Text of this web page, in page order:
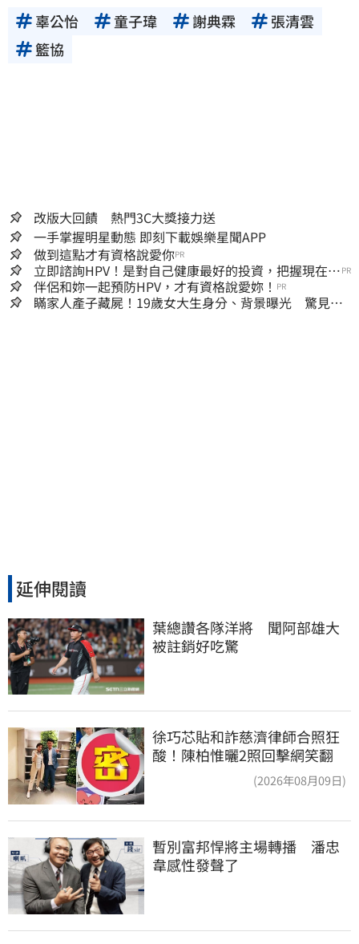
辜公怡 童子瑋 謝典霖
張清雲
籃協
改版大回饋 熱門3C大獎接力送
一手掌握明星動態 即刻下載娛樂星聞APP
做到這點才有資格說愛你PR
立即諮詢HPV！是對自己健康最好的投資，把握現在不
嫌晚！
PR
伴侶和妳一起預防HPV，才有資格說愛妳！ PR
瞞家人產子藏屍！19歲女大生身分、背景曝光 驚見
延伸閱讀
葉總讚各隊洋將　聞阿部雄大
被註銷好吃驚
徐巧芯貼和詐慈濟律師合照狂
酸！陳柏惟曬2照回擊網笑翻
(2026年08月09日)
暫別富邦悍將主場轉播　潘忠
韋感性發聲了